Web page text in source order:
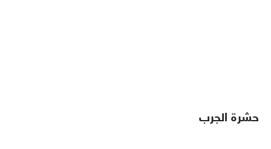
حشرة الجرب